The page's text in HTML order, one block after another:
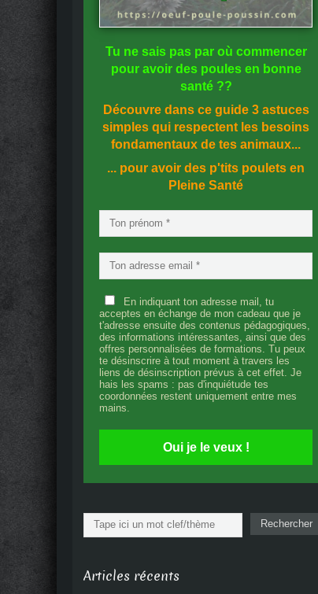
Tu ne sais pas par où commencer
pour avoir des poules en bonne
santé??
Découvre dans ce guide 3 astuces
simples qui respectent les besoins
fondamentaux de tes animaux...
... pour avoir des p'tits poulets en
Pleine Santé
En indiquant ton adresse mail, tu
acceptes en échange de mon cadeau que je
t'adresse ensuite des contenus pédagogiques,
des informations intéressantes, ainsi que des
offres personnalisées de formations. Tu peux
te désinscrire à tout moment à travers les
liens de désinscription prévus à cet effet. Je
hais les spams : pas d'inquiétude tes
coordonnées restent uniquement entre mes
mains.
Oui je le veux !
Rechercher Rechercher
Articles récents